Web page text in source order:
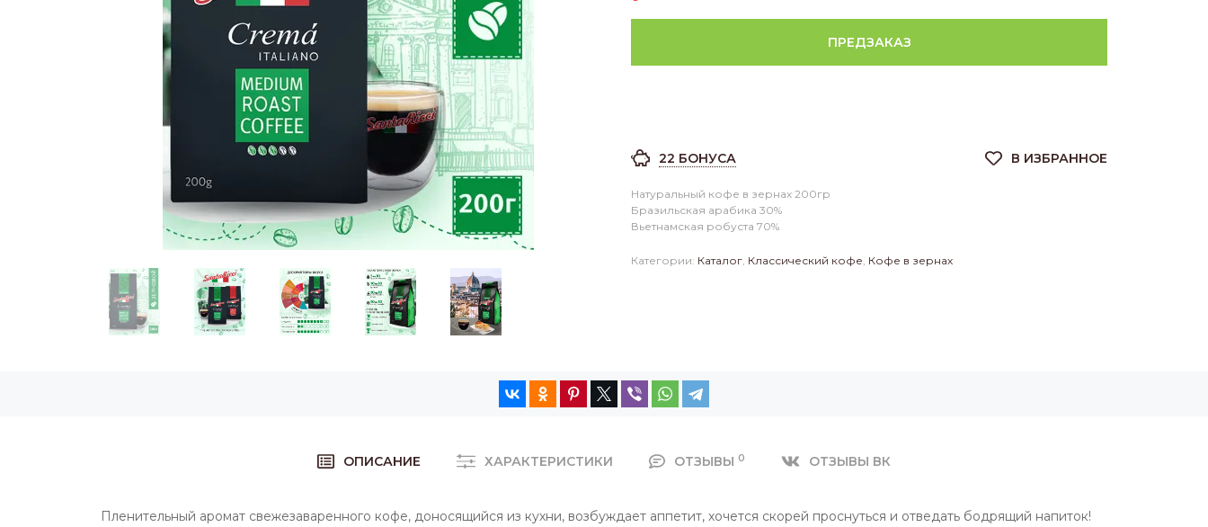
ПРЕДЗАКАЗ
22 БОНУСА
Натуральный кофе в зернах 200гр
Бразильская арабика 30%
Вьетнамская робуста 70%
Категории: Каталог Классический кофе Кофе в зернах
ОПИСАНИЕ ХАРАКТЕРИСТИКИ ОТЗЫВЫ 0 ОТЗЫВЫ ВК
Пленительный аромат свежезаваренного кофе, доносящийся из кухни, возбуждает аппетит, хочется скорей проснуться и отведать бодрящий напиток!